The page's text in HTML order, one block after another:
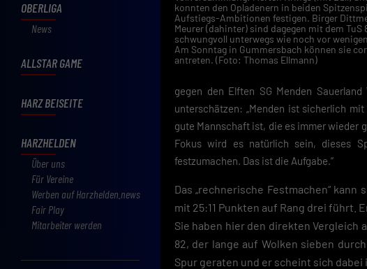
OBERLIGA
News
ALLSTAR GAME
HARZ BEISEITE
HARZHELDEN
Über uns
Für Vereine
Werben auf Harzhelden.news
Fair Play
Mitarbeiter werden
konnten den Opladenern in beiden
Aufstiegs-Ambitionen festigen. Birger
Meurer (dahinter) sind dagegen mit dem TuS
schwungvoll unterwegs wie noch vor
Am Sonntag in Gummersbach können sie
antreten. (Foto: Thomas Ellmann)
gegen den Elften SG Menden
unterschätzen: „Menden ist sicherlich
gute Mannschaft ist, die es immer wieder
Fokus wird es natürlich sein, dieses
festzumachen. Das ist die Aufgabe.“
Das „rechnerische Festmachen“
mit 25:11 Punkten auf Rang drei führt.
Sie haben hier den direkten Vergleich
82, der lange auf Wolken sieben
Spur geraten und er scheint sich